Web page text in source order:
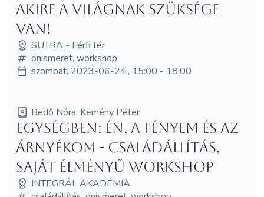
akire a világnak szüksége
van!
SUTRA - Férfi tér
önismeret, workshop
szombat, 2023-06-24., 15:00 - 18:00
Bedő Nóra, Kemény Péter
Egységben: Én, a Fényem és az
Árnyékom - Családállítás,
saját élményű workshop
INTEGRÁL AKADÉMIA